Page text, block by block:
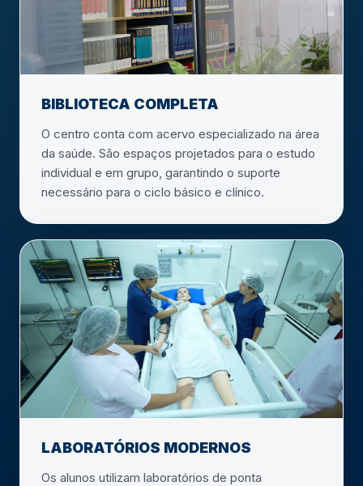
BIBLIOTECA COMPLETA
O centro conta com acervo especializado na área
da saúde. São espaços projetados para o estudo
individual e em grupo, garantindo o suporte
necessário para o ciclo básico e clínico.
LABORATÓRIOS MODERNOS
Os alunos utilizam laboratórios de ponta